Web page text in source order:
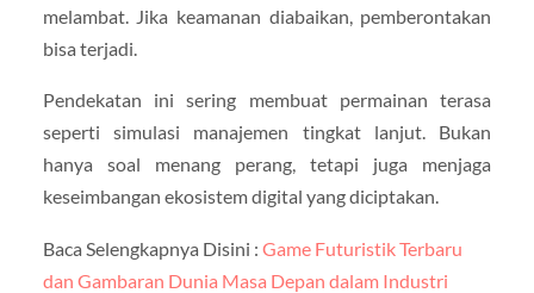
melambat. Jika keamanan diabaikan, pemberontakan
bisa terjadi.
Pendekatan ini sering membuat permainan terasa
seperti simulasi manajemen tingkat lanjut. Bukan
hanya soal menang perang, tetapi juga menjaga
keseimbangan ekosistem digital yang diciptakan.
Baca Selengkapnya Disini : Game Futuristik Terbaru
dan Gambaran Dunia Masa Depan dalam Industri